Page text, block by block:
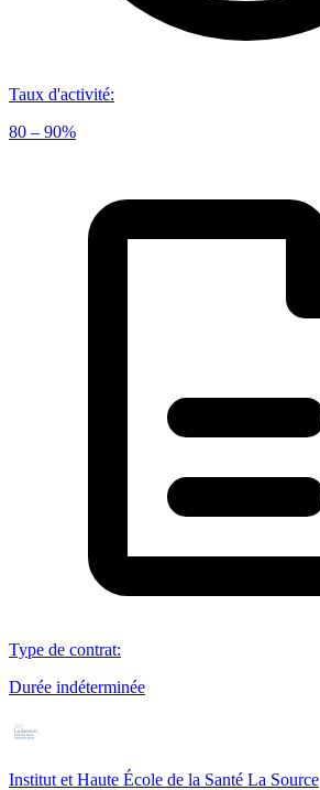
Taux d'activité:
80 – 90%
Type de contrat:
Durée indéterminée
Institut et Haute École de la Santé La Source